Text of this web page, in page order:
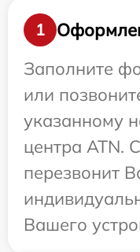
1
Заполните
или
указанному
центра ATN.
перезвонит
Вашего